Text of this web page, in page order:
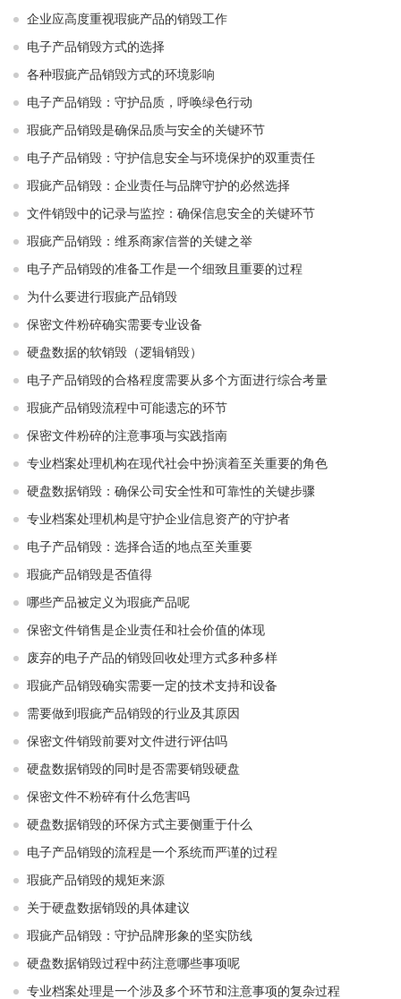
企业应高度重视瑕疵产品的销毁工作
电子产品销毁方式的选择
各种瑕疵产品销毁方式的环境影响
电子产品销毁：守护品质，呼唤绿色行动
瑕疵产品销毁是确保品质与安全的关键环节
电子产品销毁：守护信息安全与环境保护的双重责任
瑕疵产品销毁：企业责任与品牌守护的必然选择
文件销毁中的记录与监控：确保信息安全的关键环节
瑕疵产品销毁：维系商家信誉的关键之举
电子产品销毁的准备工作是一个细致且重要的过程
为什么要进行瑕疵产品销毁
保密文件粉碎确实需要专业设备
硬盘数据的软销毁（逻辑销毁）
电子产品销毁的合格程度需要从多个方面进行综合考量
瑕疵产品销毁流程中可能遗忘的环节
保密文件粉碎的注意事项与实践指南
专业档案处理机构在现代社会中扮演着至关重要的角色
硬盘数据销毁：确保公司安全性和可靠性的关键步骤
专业档案处理机构是守护企业信息资产的守护者
电子产品销毁：选择合适的地点至关重要
瑕疵产品销毁是否值得
哪些产品被定义为瑕疵产品呢
保密文件销售是企业责任和社会价值的体现
废弃的电子产品的销毁回收处理方式多种多样
瑕疵产品销毁确实需要一定的技术支持和设备
需要做到瑕疵产品销毁的行业及其原因
保密文件销毁前要对文件进行评估吗
硬盘数据销毁的同时是否需要销毁硬盘
保密文件不粉碎有什么危害吗
硬盘数据销毁的环保方式主要侧重于什么
电子产品销毁的流程是一个系统而严谨的过程
瑕疵产品销毁的规矩来源
关于硬盘数据销毁的具体建议
瑕疵产品销毁：守护品牌形象的坚实防线
硬盘数据销毁过程中药注意哪些事项呢
专业档案处理是一个涉及多个环节和注意事项的复杂过程